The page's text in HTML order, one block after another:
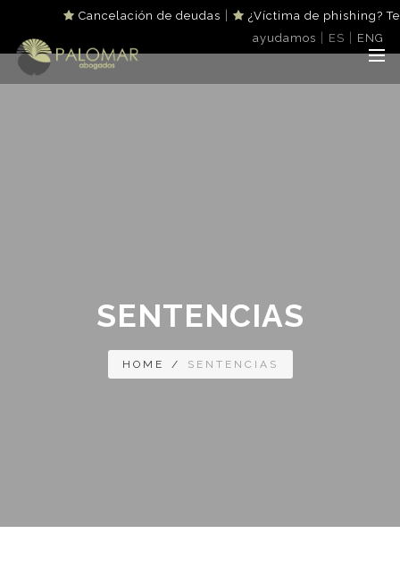
Cancelación de deudas
¿Víctima de phishing? Te
ayudamos
ES ENG
SENTENCIAS
HOME / SENTENCIAS